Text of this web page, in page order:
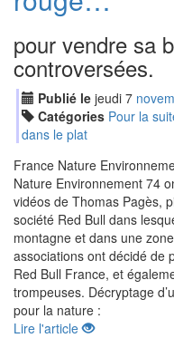
pour vendre sa
controversées.
Publié le jeudi 7 nov
Catégories Pour la
dans le plat
France Nature
Nature Environnement 74
vidéos de Thomas Pagès,
société Red Bull dans
montagne et dans une
associations ont décidé de
Red Bull France, et
trompeuses. Décryptage
pour la nature :
Lire l'article